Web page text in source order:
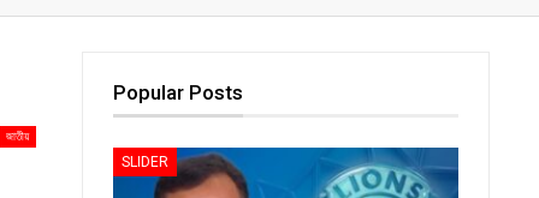
জাতীয়
Popular Posts
SLIDER